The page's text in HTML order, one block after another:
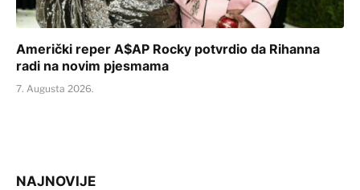
Američki reper A$AP Rocky potvrdio da Rihanna
radi na novim pjesmama
7. Augusta 2026.
NAJNOVIJE